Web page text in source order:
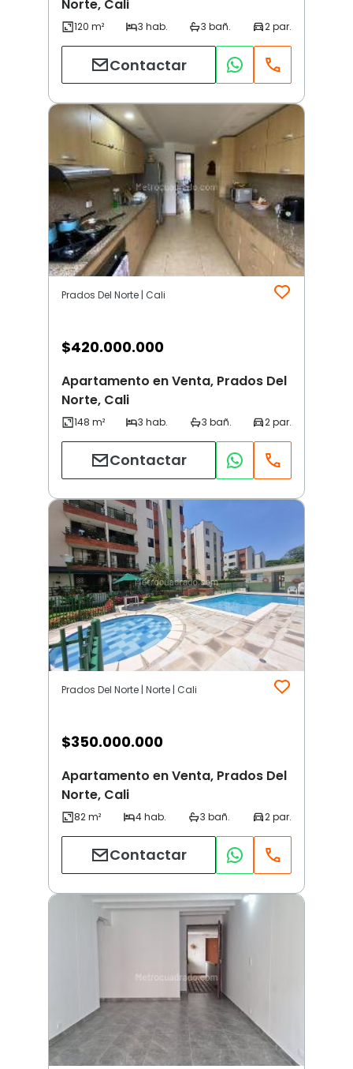
Norte, Cali
Contactar
Prados Del Norte | Cali
$420.000.000
Apartamento en Venta, Prados Del
Norte, Cali
Contactar
Prados Del Norte | Norte | Cali
$350.000.000
Apartamento en Venta, Prados Del
Norte, Cali
Contactar